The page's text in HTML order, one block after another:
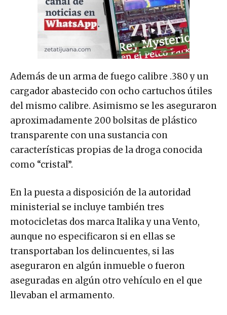
Además de un arma de fuego calibre .380 y un
cargador abastecido con ocho cartuchos útiles
del mismo calibre. Asimismo se les aseguraron
aproximadamente 200 bolsitas de plástico
transparente con una sustancia con
características propias de la droga conocida
como “cristal”.
En la puesta a disposición de la autoridad
ministerial se incluye también tres
motocicletas dos marca Italika y una Vento,
aunque no especificaron si en ellas se
transportaban los delincuentes, si las
aseguraron en algún inmueble o fueron
aseguradas en algún otro vehículo en el que
llevaban el armamento.